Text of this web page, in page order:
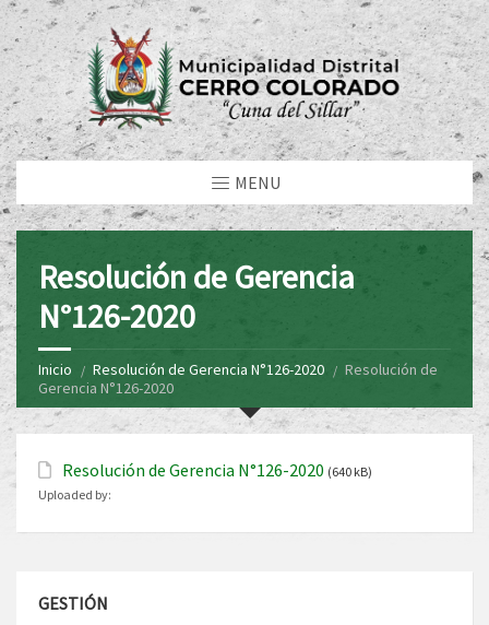
MENU
Resolución de Gerencia
N°126-2020
Inicio Resolución de Gerencia N°126-2020
Resolución de
Gerencia N°126-2020
Resolución de Gerencia N°126-2020 (640 kB)
Uploaded by:
GESTIÓN